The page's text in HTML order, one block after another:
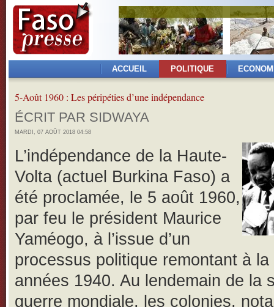
ACCUEIL POLITIQUE
5-Août 1960 : Les péripéties d’une indépendance
ÉCRIT PAR SIDWAYA
MARDI, 07 AOÛT 2018 04:58
L’indépendance de la Haute-
Volta (actuel Burkina Faso) a
été proclamée, le 5 août 1960,
par feu le président Maurice
Yaméogo, à l’issue d’un
processus politique remontant à
années 1940. Au lendemain de la
guerre mondiale, les colonies,